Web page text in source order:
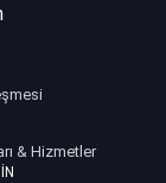
& Hizmetler